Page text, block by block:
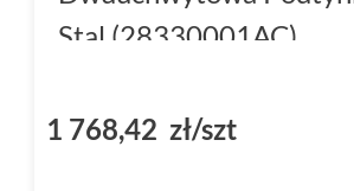
Stal (28330001AC)
1 768,42 zł/szt